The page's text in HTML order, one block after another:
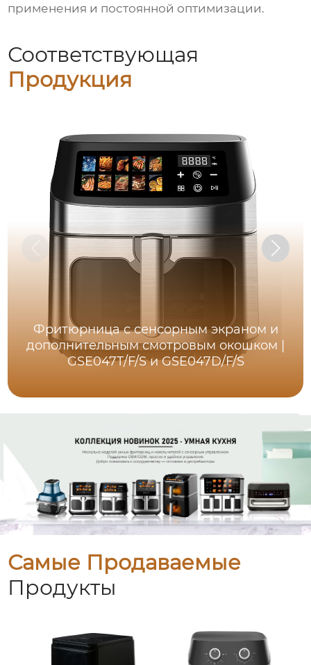
применения и постоянной оптимизации.
Соответствующая
Продукция
Фритюрница с сенсорным экраном и
дополнительным смотровым окошком |
GSE047T/F/S и GSE047D/F/S
Самые Продаваемые
Продукты